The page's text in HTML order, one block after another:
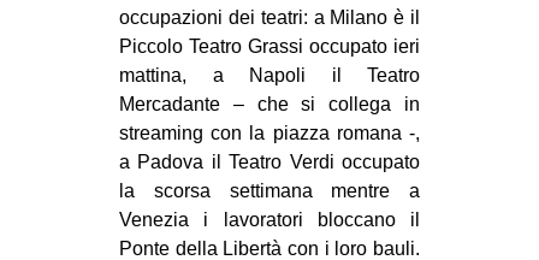
ANTIFASCISMO
DIRITTO ALL’ABITARE
GENERI
MIGRAZIONI
PRECARIATO
REPRESSIONE
occupazioni dei teatri: a Milano è il
Piccolo Teatro Grassi occupato ieri
mattina, a Napoli il Teatro
Mercadante – che si collega in
streaming con la piazza romana -,
a Padova il Teatro Verdi occupato
la scorsa settimana mentre a
Venezia i lavoratori bloccano il
Ponte della Libertà con i loro bauli.